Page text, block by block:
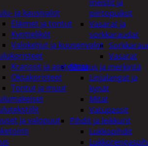
meistit ja
piirtopuikot
Vasarat ja
sorkkaraudat
Vasarat
Mittaus ja merkintä
Linjalangat ja
kynät
Mitat
Vatupassit
Pihdit ja leikkurit
Lukkopihdit
ja kausivalot
Eläimet ja tontut
Kyntteliköt
Valoketjut ja kuusenvalot
Kranssit ja asetelmat
Oksakoristeet
Tontut ja muut
ja valopuut